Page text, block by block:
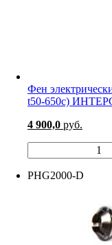
Фен
t50-650c)
4 900,0 руб.
PHG2000-D